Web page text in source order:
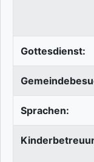
Gottesdienst:
Sprachen: